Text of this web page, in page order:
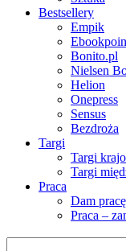
Bestsellery
Empik
Bonito.pl
Nielsen
Helion
Onepress
Sensus
Bezdroża
Targi
Targi
Targi
Praca
Dam pracę
Praca –